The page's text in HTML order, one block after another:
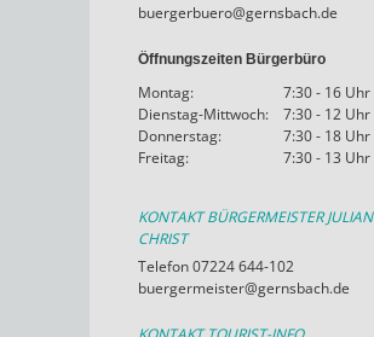
buergerbuero@gernsbach.de
Öffnungszeiten Bürgerbüro
Montag:
7:30 - 16 Uhr
Dienstag-Mittwoch:
7:30 - 12 Uhr
Donnerstag:
7:30 - 18 Uhr
Freitag:
7:30 - 13 Uhr
KONTAKT BÜRGERMEISTER JULIAN
CHRIST
Telefon 07224 644-102
buergermeister@gernsbach.de